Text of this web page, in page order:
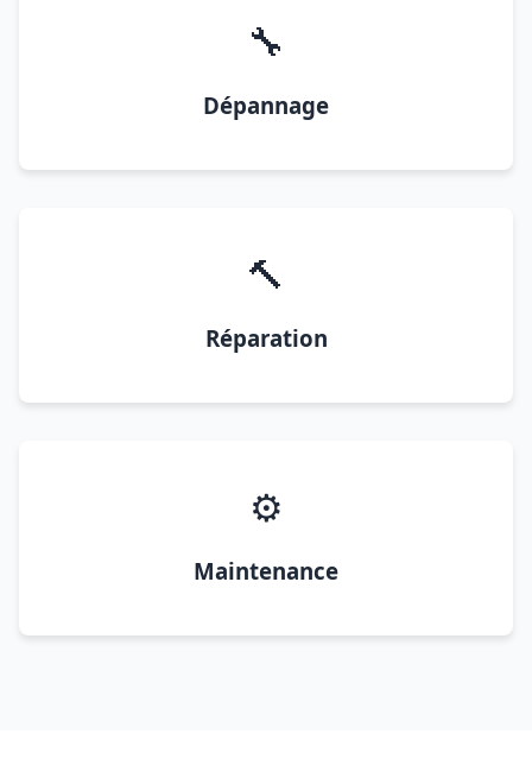
🔧
Dépannage
🔨
Réparation
⚙️
Maintenance